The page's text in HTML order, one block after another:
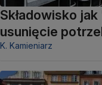
Składowisko
usunięcie
K. Kamieniarz